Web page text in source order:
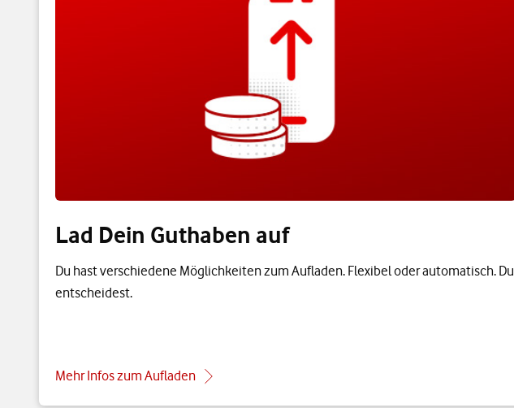
Lad Dein Guthaben auf
Du hast verschiedene Möglichkeiten zum Aufladen. Flexibel oder automatisch. Du
entscheidest.
Mehr Infos zum Aufladen